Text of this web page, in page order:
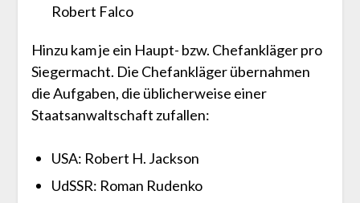
Robert Falco
Hinzu kam je ein Haupt- bzw. Chefankläger pro
Siegermacht. Die Chefankläger übernahmen
die Aufgaben, die üblicherweise einer
Staatsanwaltschaft zufallen:
USA: Robert H. Jackson
UdSSR: Roman Rudenko